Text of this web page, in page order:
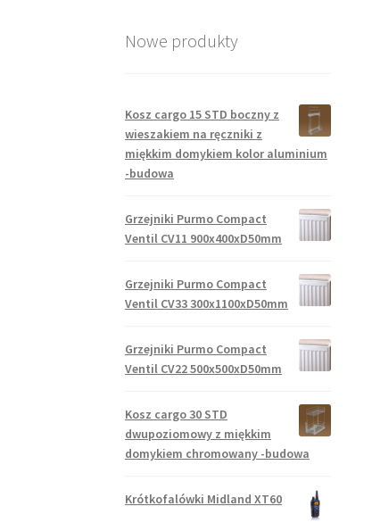
Nowe produkty
Kosz cargo 15 STD boczny z
wieszakiem na ręczniki z
miękkim domykiem kolor aluminium
-budowa
Grzejniki Purmo Compact
Ventil CV11 900x400xD50mm
Grzejniki Purmo Compact
Ventil CV33 300x1100xD50mm
Grzejniki Purmo Compact
Ventil CV22 500x500xD50mm
Kosz cargo 30 STD
dwupoziomowy z miękkim
domykiem chromowany -budowa
Krótkofalówki Midland XT60